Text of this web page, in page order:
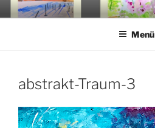
Zum
InhaltGALERIE KROH
acryl and aquarell painting
Menü
abstrakt-Traum-3